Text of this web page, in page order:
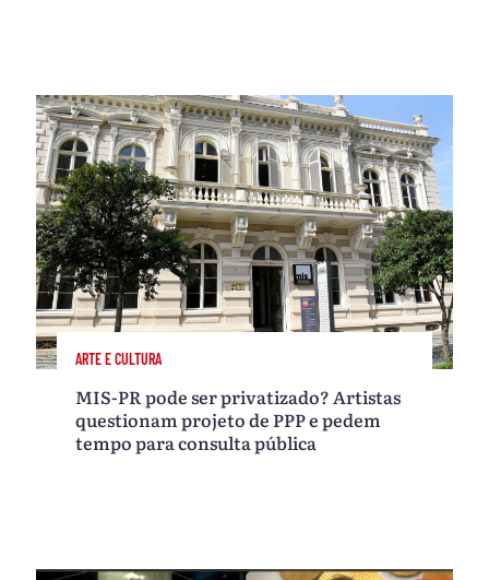
ARTE E CULTURA
MIS-PR pode ser privatizado? Artistas
questionam projeto de PPP e pedem
tempo para consulta pública